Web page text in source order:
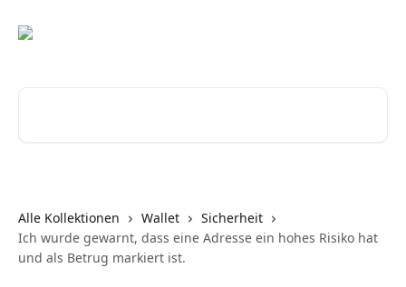
Alle Kollektionen Wallet
Sicherheit
Ich wurde gewarnt, dass eine Adresse ein hohes Risiko hat
und als Betrug markiert ist.